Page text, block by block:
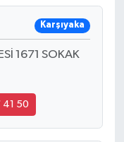
Karşıyaka
1671 SOKAK
41 50